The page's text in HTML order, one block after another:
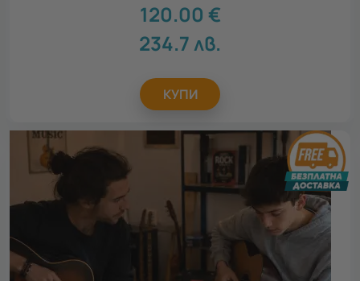
120.00 €
234.7лв.
КУПИ